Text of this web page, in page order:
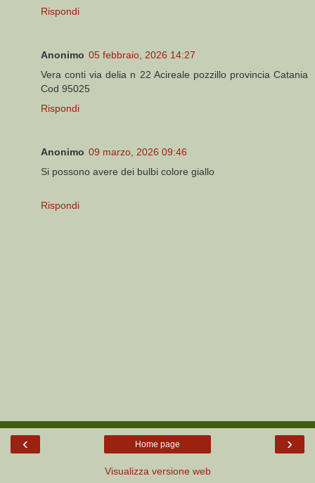
Rispondi
Anonimo 05 febbraio, 2026 14:27
Vera conti via delia n 22 Acireale pozzillo provincia Catania
Cod 95025
Rispondi
Anonimo 09 marzo, 2026 09:46
Si possono avere dei bulbi colore giallo
Rispondi
‹ ›
Home page
Visualizza versione web